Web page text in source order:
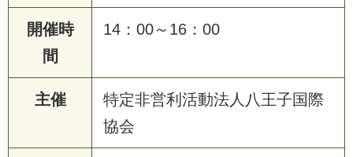
開催時
間
14：00～16：00
主催
特定非営利活動法人八王子国際
協会